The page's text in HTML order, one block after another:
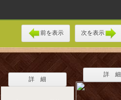
前を表示 次を表示
詳 細
詳 細